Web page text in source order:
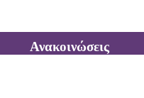
Ανακοινώσεις